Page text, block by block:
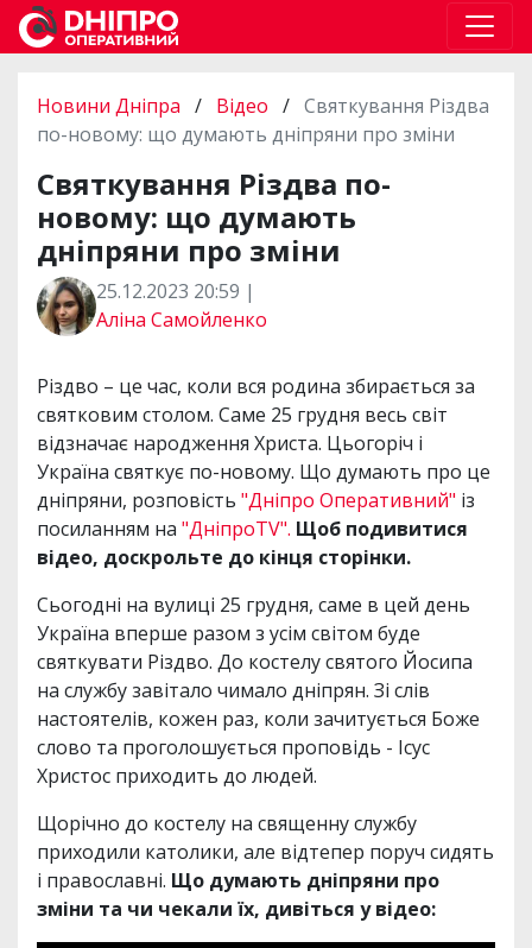
Новини Дніпра / Відео / Святкування Різдва
по-новому: що думають дніпряни про зміни
Святкування Різдва по-
новому: що думають
дніпряни про зміни
25.12.2023 20:59 |
Аліна Самойленко
Різдво – це час, коли вся родина збирається за
святковим столом. Саме 25 грудня весь світ
відзначає народження Христа. Цьогоріч і
Україна святкує по-новому. Що думають про це
дніпряни, розповість "Дніпро Оперативний" із
посиланням на "ДніпроTV". Щоб подивитися
відео, доскрольте до кінця сторінки.
Сьогодні на вулиці 25 грудня, саме в цей день
Україна вперше разом з усім світом буде
святкувати Різдво. До костелу святого Йосипа
на службу завітало чимало дніпрян. Зі слів
настоятелів, кожен раз, коли зачитується Боже
слово та проголошується проповідь - Ісус
Христос приходить до людей.
Щорічно до костелу на священну службу
приходили католики, але відтепер поруч сидять
і православні. Що думають дніпряни про
зміни та чи чекали їх, дивіться у відео: